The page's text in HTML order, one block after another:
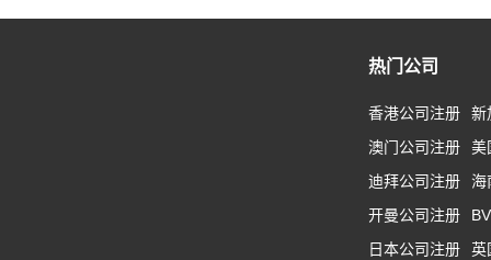
热门公司
香港公司注册
新
澳门公司注册
美
迪拜公司注册
海
开曼公司注册
日本公司注册
英